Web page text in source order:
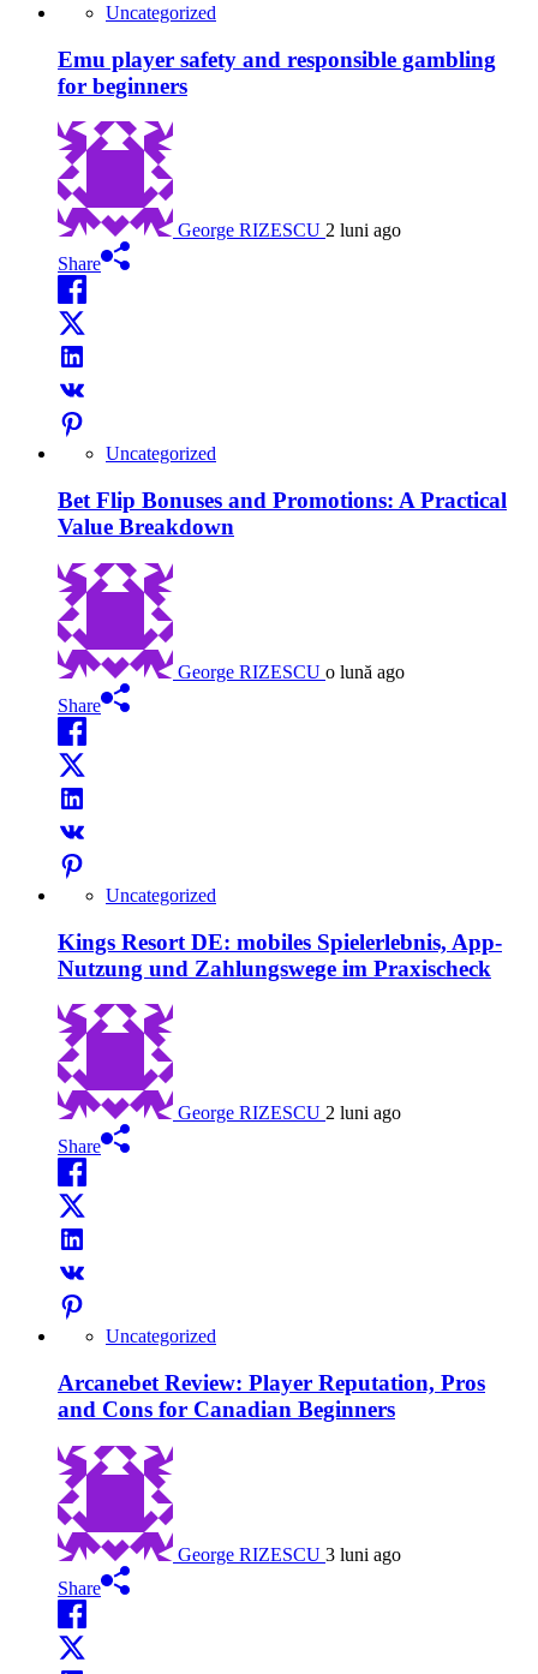
Uncategorized
Emu player safety and responsible gambling
for beginners
George RIZESCU 2 luni ago
Share
Uncategorized
Bet Flip Bonuses and Promotions: A Practical
Value Breakdown
George RIZESCU o lună ago
Share
Uncategorized
Kings Resort DE: mobiles Spielerlebnis, App-
Nutzung und Zahlungswege im Praxischeck
George RIZESCU 2 luni ago
Share
Uncategorized
Arcanebet Review: Player Reputation, Pros
and Cons for Canadian Beginners
George RIZESCU 3 luni ago
Share